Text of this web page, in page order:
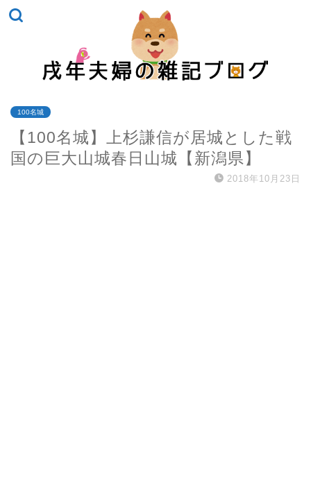
100名城
【100名城】上杉謙信が居城とした戦
国の巨大山城春日山城【新潟県】
2018年10月23日